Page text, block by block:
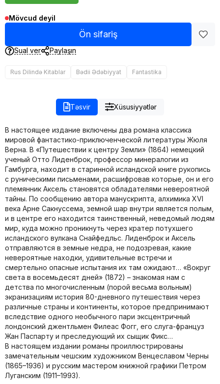
Mövcud deyil
Ön sifariş
Sual ver Paylaşın
Rus Dilində Kitablar Bədii Ədəbiyyat Fantastika
Təsvir Xüsusiyyətlər
В настоящее издание включены два романа классика
мировой фантастико-приключенческой литературы Жюля
Верна. В «Путешествии к центру Земли» (1864) немецкий
ученый Отто Лиденброк, профессор минералогии из
Гамбурга, находит в старинной исландской книге рукопись
с руническими письменами, расшифровав которые, он и его
племянник Аксель становятся обладателями невероятной
тайны. По сообщению автора манускрипта, алхимика XVI
века Арне Сакнуссема, земной шар внутри является полым,
и в центре его находится таинственный, неведомый людям
мир, куда можно проникнуть через кратер потухшего
исландского вулкана Снайфедльс. Лиденброк и Аксель
отправляются в земные недра, не подозревая, какие
невероятные находки, удивительные встречи и
смертельно опасные испытания их там ожидают… «Вокруг
света в восемьдесят дней» (1872) – знакомая нам с
детства по многочисленным (порой весьма вольным)
экранизациям история 80-дневного путешествия через
различные страны и континенты, которое предпринимают
вследствие одного необычного пари эксцентричный
лондонский джентльмен Филеас Фогг, его слуга-француз
Жан Паспарту и преследующий их сыщик Фикс…
В настоящем издании романы проиллюстрированы
замечательным чешским художником Венцеславом Черны
(1865–1936) и русским мастером книжной графики Петром
Луганским (1911–1993).